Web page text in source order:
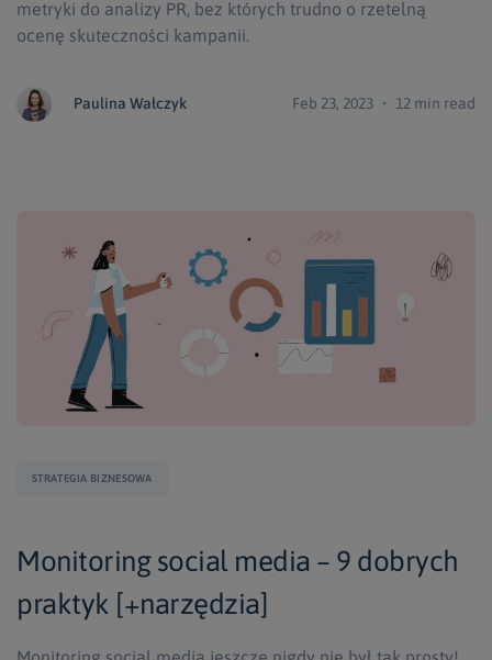
metryki do analizy PR, bez których trudno o rzetelną
ocenę skuteczności kampanii.
Paulina Wałczyk Feb 23, 2023 ・ 12 min read
STRATEGIA BIZNESOWA
Monitoring social media – 9 dobrych
praktyk [+narzędzia]